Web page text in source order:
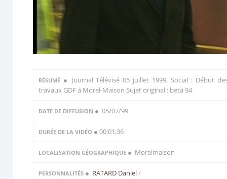
RÉSUMÉ ● Journal Télévisé 05 juillet 1999. Social : Début
travaux GDF à Morel-Maison Sujet original : beta 94
DATE DE DIFFUSION ● 05/07/99
DURÉE DE LA VIDÉO ● 00:01:36
LOCALISATION GÉOGRAPHIQUE ● Morelmaison
PERSONNALITÉS ● RATARD Daniel/